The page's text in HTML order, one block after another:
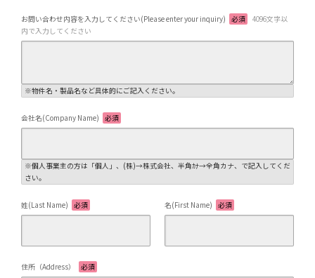
お問い合わせ内容を入力してください(Please enter your inquiry) 必須
4096文字以
内で入力してください
※物件名・製品名など具体的にご記入ください。
会社名(Company Name) 必須
※個人事業主の方は「個人」、(株)→株式会社、半角ｶﾅ→全角カナ、で記入してくだ
さい。
姓(Last Name) 必須 名(First Name) 必須
住所（Address） 必須